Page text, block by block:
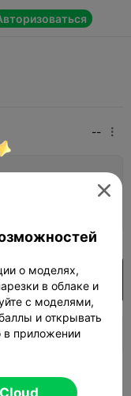
-- 


о моделях,
в облаке и
с моделями,
и открывать
приложении